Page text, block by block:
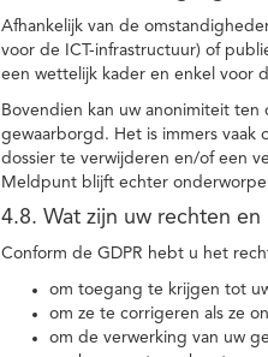
Afhankelijk van de
voor de ICT-infrastructuur) of
een wettelijk kader en enkel voor
Bovendien kan uw anonimiteit
gewaarborgd. Het is immers vaak
dossier te verwijderen en/of een
Meldpunt blijft echter
4.8. Wat zijn uw rechten
Conform de GDPR hebt u het
om toegang te krijgen tot
om ze te corrigeren als ze
om de verwerking van uw